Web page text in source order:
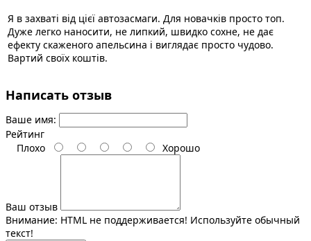
Я в захваті від цієї автозасмаги. Для новачків просто топ.
Дуже легко наносити, не липкий, швидко сохне, не дає
ефекту скаженого апельсина і виглядає просто чудово.
Вартий своїх коштів.
Написать отзыв
Ваше имя:
Рейтинг
Плохо
Хорошо
Ваш отзыв
Внимание: HTML не поддерживается! Используйте обычный
текст!